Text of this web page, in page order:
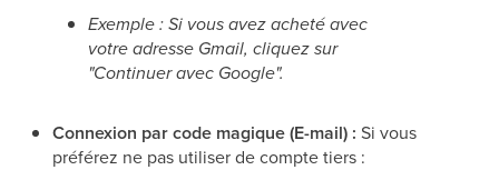
Exemple : Si vous avez acheté avec
votre adresse Gmail, cliquez sur
"Continuer avec Google".
Connexion par code magique (E-mail) : Si vous
préférez ne pas utiliser de compte tiers :